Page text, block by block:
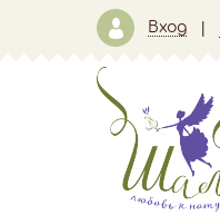
Вход